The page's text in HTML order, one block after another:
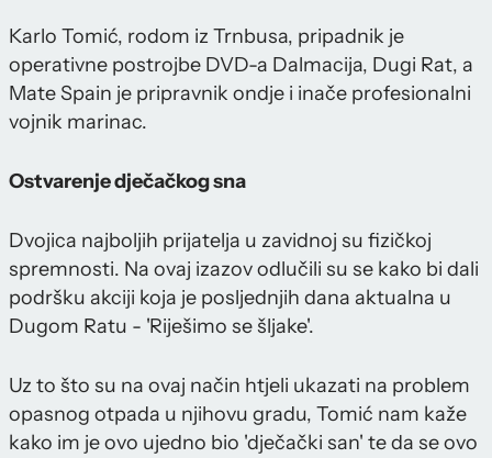
Karlo Tomić, rodom iz Trnbusa, pripadnik je
operativne postrojbe DVD-a Dalmacija, Dugi Rat, a
Mate Spain je pripravnik ondje i inače profesionalni
vojnik marinac.
Ostvarenje dječačkog sna
Dvojica najboljih prijatelja u zavidnoj su fizičkoj
spremnosti. Na ovaj izazov odlučili su se kako bi dali
podršku akciji koja je posljednjih dana aktualna u
Dugom Ratu - 'Riješimo se šljake'.
Uz to što su na ovaj način htjeli ukazati na problem
opasnog otpada u njihovu gradu, Tomić nam kaže
kako im je ovo ujedno bio 'dječački san' te da se ovo